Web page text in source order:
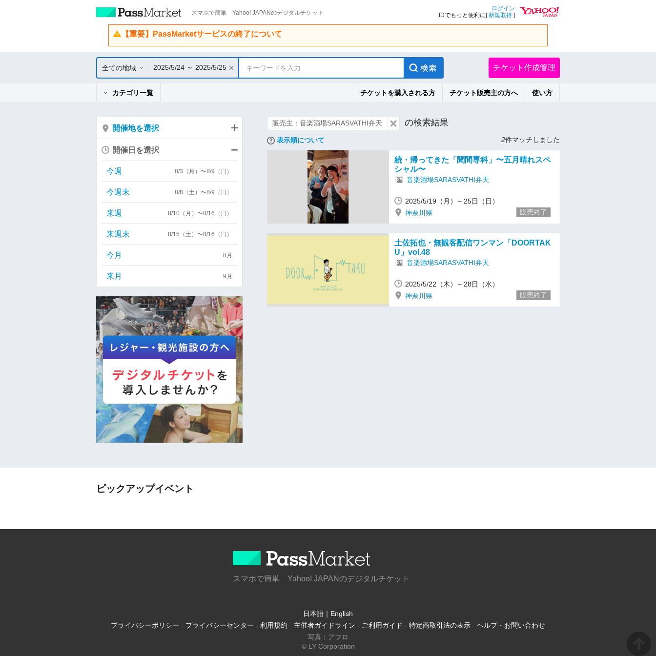
スマホで簡単 Yahoo! JAPANのデジタルチケット
ログイン
IDでもっと便利に[新規取得 ]
【重要】PassMarketサービスの終了について
全ての地域 2025/5/24 ～ 2025/5/25 キーワードを入力 チケット作成管理
カテゴリ一覧 チケットを購入される方 チケット販売主の方へ 使い方
販売主：音楽酒場SARASVATHI弁天 の検索結果
表示順について 2件マッチしました
続・帰ってきた「聞間専科」〜五月晴れスペ
シャル〜
音楽酒場SARASVATHI弁天
2025/5/19（月）～25日（日）
神奈川県
販売終了
土佐拓也・無観客配信ワンマン「DOORTAK
U」vol.48
音楽酒場SARASVATHI弁天
2025/5/22（木）～28日（水）
神奈川県
販売終了
開催地を選択
開催日を選択
今週 8/3（月）〜8/9（日）
今週末 8/8（土）〜8/9（日）
来週 8/10（月）〜8/16（日）
来週末 8/15（土）〜8/16（日）
今月 8月
来月 9月
ピックアップイベント
スマホで簡単 Yahoo! JAPANのデジタルチケット
日本語 ｜ English
プライバシーポリシー - プライバシーセンター - 利用規約 - 主催者ガイドライン - ご利用ガイド - 特定商取引法の表示 - ヘルプ・お問い合わせ
写真：アフロ
© LY Corporation